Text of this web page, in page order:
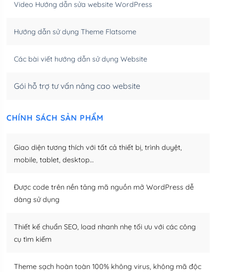
(+950,000₫)
Video Hướng dẫn sửa website WordPress
Hướng dẫn sử dụng Theme Flatsome
Các bài viết hướng dẫn sử dụng Website
Gói hỗ trợ tư vấn nâng cao website
CHÍNH SÁCH SẢN PHẨM
Giao diện tương thích với tất cả thiết bị, trình duyệt,
mobile, tablet, desktop…
Được code trên nền tảng mã nguồn mở WordPress dễ
dàng sử dụng
Thiết kế chuẩn SEO, load nhanh nhẹ tối ưu với các công
cụ tìm kiếm
Theme sạch hoàn toàn 100% không virus, không mã độc